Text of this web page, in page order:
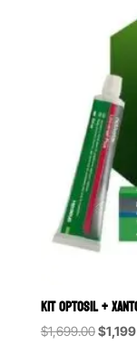
KIT OPTOSIL +
$1,699.00Original
$